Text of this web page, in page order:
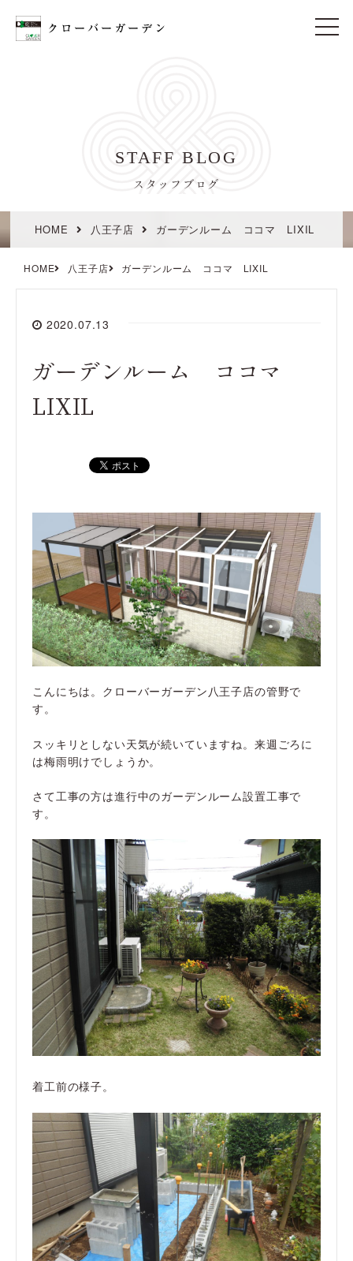
t
STAFF BLOG
スタッフブログ
HOME 八王子店 ガーデンルーム ココマ LIXIL
HOME 八王子店 ガーデンルーム ココマ LIXIL
2020.07.13
ガーデンルーム ココマ
LIXIL
こんにちは。クローバーガーデン八王子店の管野で
す。
スッキリとしない天気が続いていますね。来週ごろに
は梅雨明けでしょうか。
さて工事の方は進行中のガーデンルーム設置工事で
す。
着工前の様子。